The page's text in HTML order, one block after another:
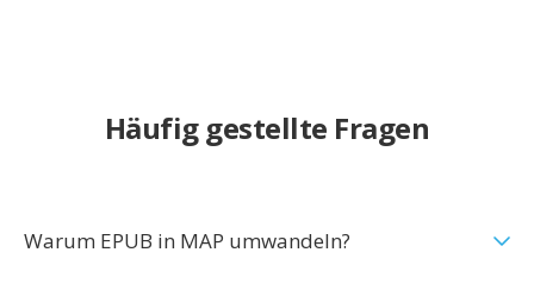
Häufig gestellte Fragen
Warum EPUB in MAP umwandeln?